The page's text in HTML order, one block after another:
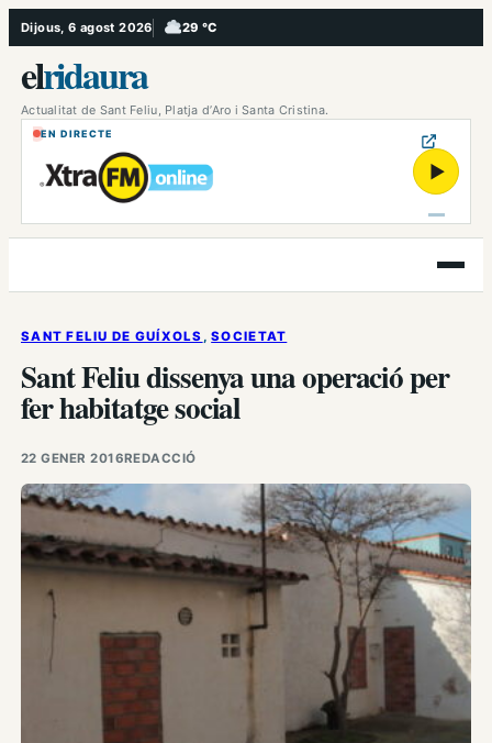
Vés
al
contingut
Dijous, 6 agost 2026 29 °C
, Ennuvolat
elridaura
Actualitat de Sant Feliu, Platja d’Aro i Santa Cristina.
EN DIRECTE
▶
Obre
el
SANT FELIU DE GUÍXOLS , SOCIETAT
Sant Feliu dissenya una operació per
fer habitatge social
22 GENER 2016REDACCIÓ